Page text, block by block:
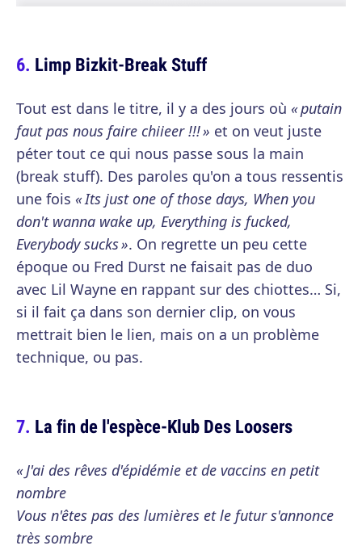
Limp Bizkit-Break Stuff
Tout est dans le titre, il y a des jours où « putain
faut pas nous faire chiieer !!! » et on veut juste
péter tout ce qui nous passe sous la main
(break stuff). Des paroles qu'on a tous ressentis
une fois « Its just one of those days, When you
don't wanna wake up, Everything is fucked,
Everybody sucks ». On regrette un peu cette
époque ou Fred Durst ne faisait pas de duo
avec Lil Wayne en rappant sur des chiottes… Si,
si il fait ça dans son dernier clip, on vous
mettrait bien le lien, mais on a un problème
technique, ou pas.
La fin de l'espèce-Klub Des Loosers
« J'ai des rêves d'épidémie et de vaccins en petit
nombre
Vous n'êtes pas des lumières et le futur s'annonce
très sombre